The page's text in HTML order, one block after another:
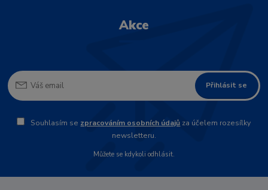
Akce
Přihlásit se
Souhlasím se zpracováním osobních údajů za účelem rozesílky
newsletteru.
Můžete se kdykoli odhlásit.